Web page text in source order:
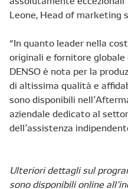
Leone, Head of marketing
“In quanto leader nella
originali e fornitore
DENSO è nota per la
di altissima qualità e
sono disponibili
aziendale dedicato al
dell’assistenza
Ulteriori dettagli sul
sono disponibili online